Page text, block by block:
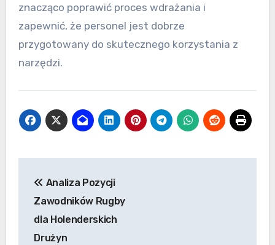
znacząco poprawić proces wdrażania i
zapewnić, że personel jest dobrze
przygotowany do skutecznego korzystania z
narzędzi.
navigation
Analiza Pozycji
Zawodników Rugby
dla Holenderskich
Drużyn